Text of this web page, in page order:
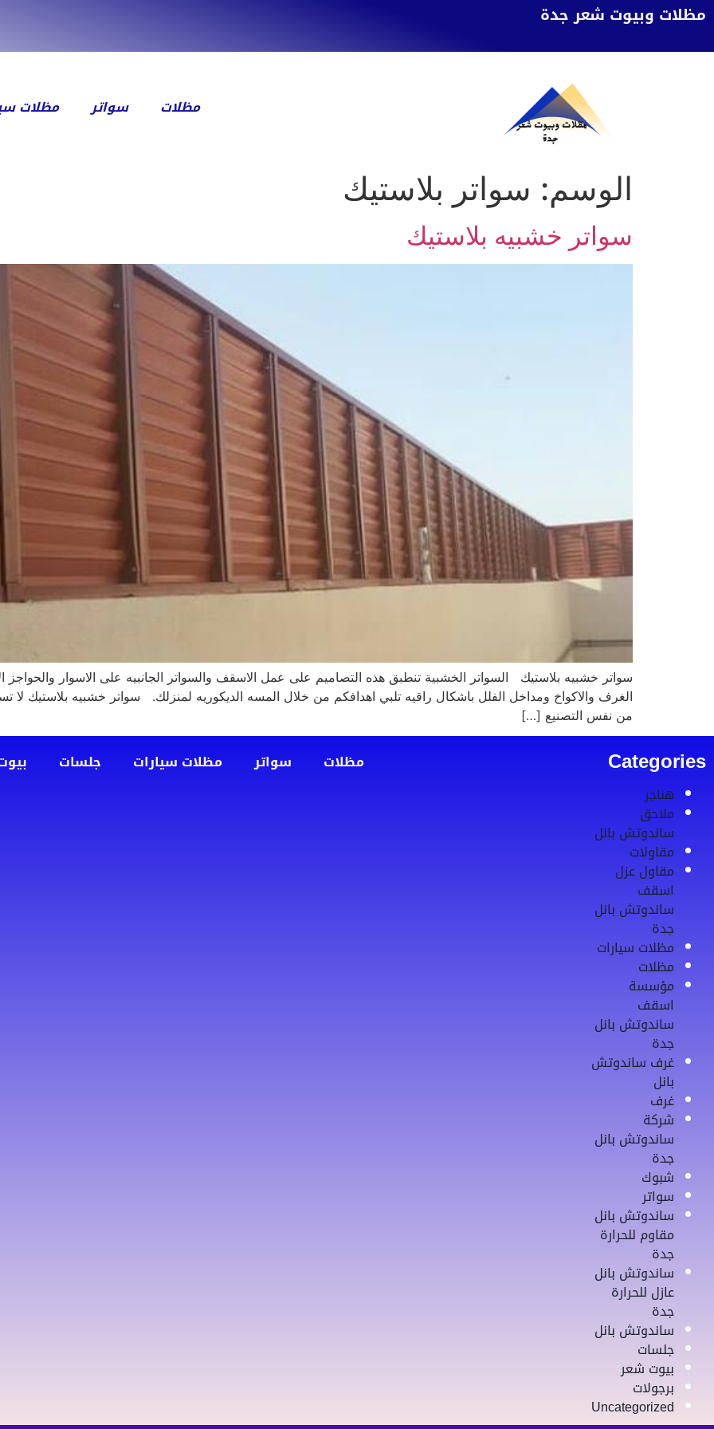
مظلات وبيوت شعر جدة
مظلات سواتر مظلات
الوسم: سواتر بلاستيك
سواتر خشبيه بلاستيك
الغرف والاكواخ ومداخل الفلل باشكال راقيه تلبي اهدافكم من خلال المسه الديكوريه لمنزلك. سواتر خشبيه بلاستيك لا
من نفس التصنيع […]
Categories
هناجر
ملاحق
ساندوتش بانل
مقاولات
مقاول عزل
اسقف
ساندوتش بانل
جدة
مظلات سيارات
مظلات
مؤسسة
اسقف
ساندوتش بانل
جدة
غرف ساندوتش
بانل
غرف
شركة
ساندوتش بانل
جدة
شبوك
سواتر
ساندوتش بانل
مقاوم للحرارة
جدة
ساندوتش بانل
عازل للحرارة
جدة
ساندوتش بانل
جلسات
بيوت شعر
برجولات
Uncategorized
مظلات سواتر مظلات سيارات جلسات